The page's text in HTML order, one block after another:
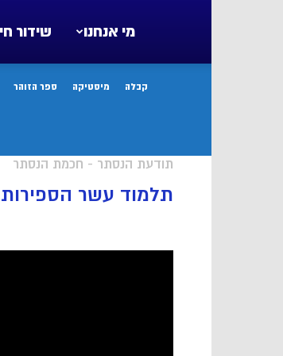
שידור חי מי אנחנו
קבלה מיסטיקה ספר הזוהר
תודעת הנסתר - חכמת הנסתר
תלמוד עשר